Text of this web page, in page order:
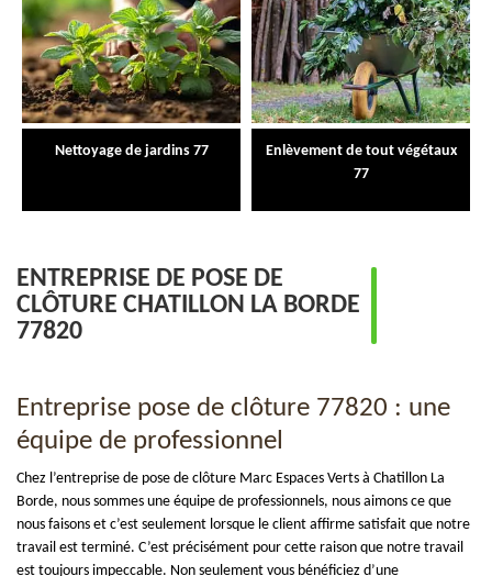
Nettoyage de jardins 77
Enlèvement de tout végétaux
77
ENTREPRISE DE POSE DE
CLÔTURE CHATILLON LA BORDE
77820
Entreprise pose de clôture 77820 : une
équipe de professionnel
Chez l’entreprise de pose de clôture Marc Espaces Verts à Chatillon La
Borde, nous sommes une équipe de professionnels, nous aimons ce que
nous faisons et c’est seulement lorsque le client affirme satisfait que notre
travail est terminé. C’est précisément pour cette raison que notre travail
est toujours impeccable. Non seulement vous bénéficiez d’une